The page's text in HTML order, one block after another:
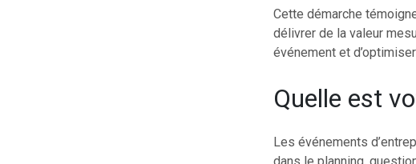
Cette démarche
délivrer de la valeur
événement et
Quelle est
Les événements